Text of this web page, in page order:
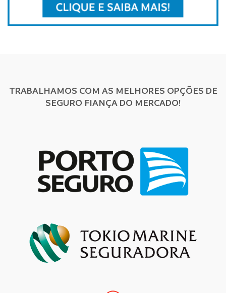
TRABALHAMOS COM AS MELHORES OPÇÕES DE
SEGURO FIANÇA DO MERCADO!